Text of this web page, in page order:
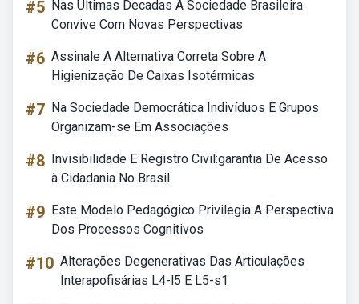
#5 Nas Ultimas Decadas A Sociedade Brasileira
Convive Com Novas Perspectivas
#6 Assinale A Alternativa Correta Sobre A
Higienização De Caixas Isotérmicas
#7 Na Sociedade Democrática Indivíduos E Grupos
Organizam-se Em Associações
#8 Invisibilidade E Registro Civil:garantia De Acesso
à Cidadania No Brasil
#9 Este Modelo Pedagógico Privilegia A Perspectiva
Dos Processos Cognitivos
#10 Alterações Degenerativas Das Articulações
Interapofisárias L4-l5 E L5-s1